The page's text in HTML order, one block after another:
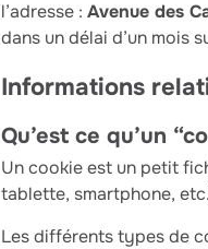
l’adresse : Avenue des
dans un délai d’un mois
Informations
Qu’est ce qu’un
Un cookie est un petit
tablette, smartphone,
Les différents types de